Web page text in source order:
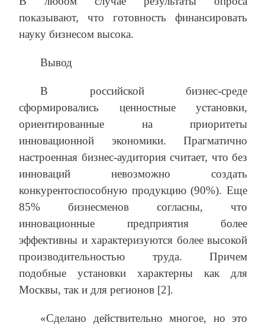
показывают, что готовность финансировать
науку бизнесом высока.
Вывод
В российской бизнес-среде
сформировались ценностные установки,
ориентированные на приоритеты
инновационной экономики. Прагматично
настроенная бизнес-аудитория считает, что без
инноваций невозможно создать
конкурентоспособную продукцию (90%). Еще
85% бизнесменов согласны, что
инновационные предприятия более
эффективны и характеризуются более высокой
производительностью труда. Причем
подобные установки характерны как для
Москвы, так и для регионов [2].
«Сделано действительно многое, но это